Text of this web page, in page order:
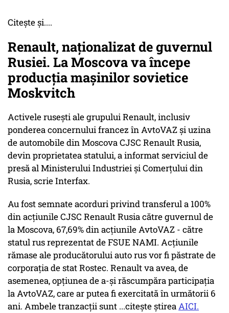
Citește și....
Renault, naționalizat de guvernul
Rusiei. La Moscova va începe
producția mașinilor sovietice
Moskvitch
Activele rusești ale grupului Renault, inclusiv
ponderea concernului francez în AvtoVAZ și uzina
de automobile din Moscova CJSC Renault Rusia,
devin proprietatea statului, a informat serviciul de
presă al Ministerului Industriei și Comerțului din
Rusia, scrie Interfax.
Au fost semnate acorduri privind transferul a 100%
din acțiunile CJSC Renault Rusia către guvernul de
la Moscova, 67,69% din acțiunile AvtoVAZ - către
statul rus reprezentat de FSUE NAMI. Acțiunile
rămase ale producătorului auto rus vor fi păstrate de
corporația de stat Rostec. Renault va avea, de
asemenea, opțiunea de a-și răscumpăra participația
la AvtoVAZ, care ar putea fi exercitată în următorii 6
ani. Ambele tranzacții sunt ...citește știreaAICI.